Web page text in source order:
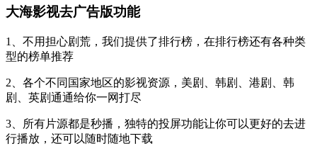
大海影视去广告版功能
1、不用担心剧荒，我们提供了排行榜，在排行榜还有各种类
型的榜单推荐
2、各个不同国家地区的影视资源，美剧、韩剧、港剧、韩
剧、英剧通通给你一网打尽
3、所有片源都是秒播，独特的投屏功能让你可以更好的去进
行播放，还可以随时随地下载